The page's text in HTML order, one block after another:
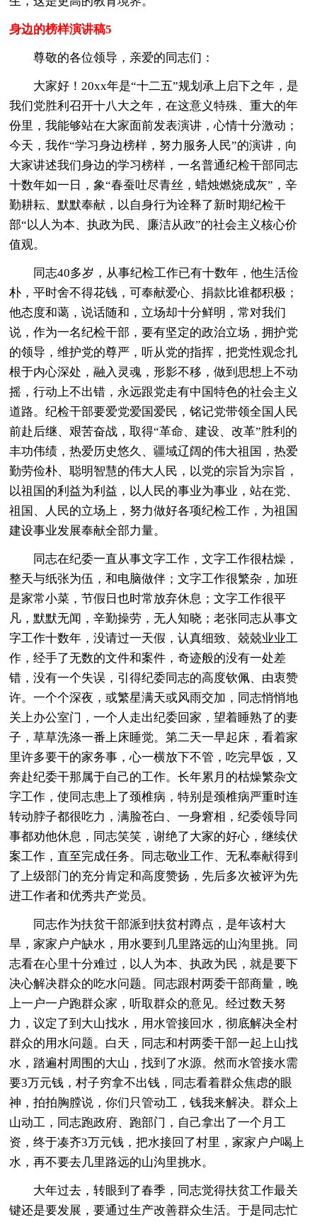
身边的榜样演讲稿5
尊敬的各位领导，亲爱的同志们：
大家好！20xx年是“十二五”规划承上启下之年，是
我们党胜利召开十八大之年，在这意义特殊、重大的年
份里，我能够站在大家面前发表演讲，心情十分激动；
今天，我作“学习身边榜样，努力服务人民”的演讲，向
大家讲述我们身边的学习榜样，一名普通纪检干部同志
十数年如一日，象“春蚕吐尽青丝，蜡烛燃烧成灰”，辛
勤耕耘、默默奉献，以自身行为诠释了新时期纪检干
部“以人为本、执政为民、廉洁从政”的社会主义核心价
值观。
同志40多岁，从事纪检工作已有十数年，他生活俭
朴，平时舍不得花钱，可奉献爱心、捐款比谁都积极；
他态度和蔼，说话随和，立场却十分鲜明，常对我们
说，作为一名纪检干部，要有坚定的政治立场，拥护党
的领导，维护党的尊严，听从党的指挥，把党性观念扎
根于内心深处，融入灵魂，形影不移，做到思想上不动
摇，行动上不出错，永远跟党走有中国特色的社会主义
道路。纪检干部要爱党爱国爱民，铭记党带领全国人民
前赴后继、艰苦奋战，取得“革命、建设、改革”胜利的
丰功伟绩，热爱历史悠久、疆域辽阔的伟大祖国，热爱
勤劳俭朴、聪明智慧的伟大人民，以党的宗旨为宗旨，
以祖国的利益为利益，以人民的事业为事业，站在党、
祖国、人民的立场上，努力做好各项纪检工作，为祖国
建设事业发展奉献全部力量。
同志在纪委一直从事文字工作，文字工作很枯燥，
整天与纸张为伍，和电脑做伴；文字工作很繁杂，加班
是家常小菜，节假日也时常放弃休息；文字工作很平
凡，默默无闻，辛勤操劳，无人知晓；老张同志从事文
字工作十数年，没请过一天假，认真细致、兢兢业业工
作，经手了无数的文件和案件，奇迹般的没有一处差
错，没有一个失误，引得纪委同志的高度钦佩、由衷赞
许。一个个深夜，或繁星满天或风雨交加，同志悄悄地
关上办公室门，一个人走出纪委回家，望着睡熟了的妻
子，草草洗涤一番上床睡觉。第二天一早起床，看着家
里许多要干的家务事，心一横放下不管，吃完早饭，又
奔赴纪委干那属于自己的工作。长年累月的枯燥繁杂文
字工作，使同志患上了颈椎病，特别是颈椎病严重时连
转动脖子都很吃力，满脸苍白、一身窘相，纪委领导同
事都劝他休息，同志笑笑，谢绝了大家的好心，继续伏
案工作，直至完成任务。同志敬业工作、无私奉献得到
了上级部门的充分肯定和高度赞扬，先后多次被评为先
进工作者和优秀共产党员。
同志作为扶贫干部派到扶贫村蹲点，是年该村大
旱，家家户户缺水，用水要到几里路远的山沟里挑。同
志看在心里十分难过，以人为本、执政为民，就是要下
决心解决群众的吃水问题。同志跟村两委干部商量，晚
上一户一户跑群众家，听取群众的意见。经过数天努
力，议定了到大山找水，用水管接回水，彻底解决全村
群众的用水问题。白天，同志和村两委干部一起上山找
水，踏遍村周围的大山，找到了水源。然而水管接水需
要3万元钱，村子穷拿不出钱，同志看着群众焦虑的眼
神，拍拍胸膛说，你们只管动工，钱我来解决。群众上
山动工，同志跑政府、跑部门，自己拿出了一个月工
资，终于凑齐3万元钱，把水接回了村里，家家户户喝上
水，再不要去几里路远的山沟里挑水。
大年过去，转眼到了春季，同志觉得扶贫工作最关
键还是要发展，要通过生产改善群众生活。于是同志忙